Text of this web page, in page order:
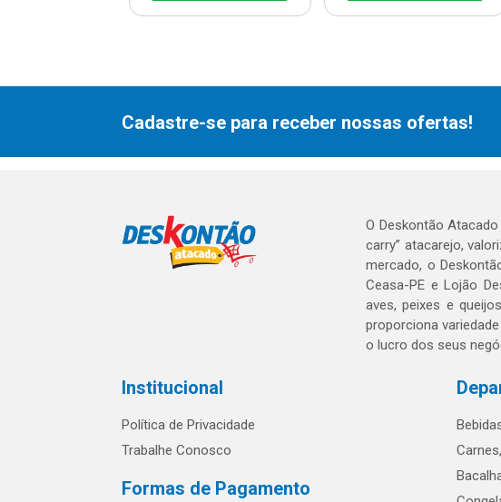
Cadastre-se para receber nossas ofertas!
O Deskontão
carry” atacarejo,
mercado, o
Ceasa-PE e Lojão
aves, peixes e
proporciona
o lucro dos seus
Institucional
Política de Privacidade
Trabalhe Conosco
Formas de Pagamento